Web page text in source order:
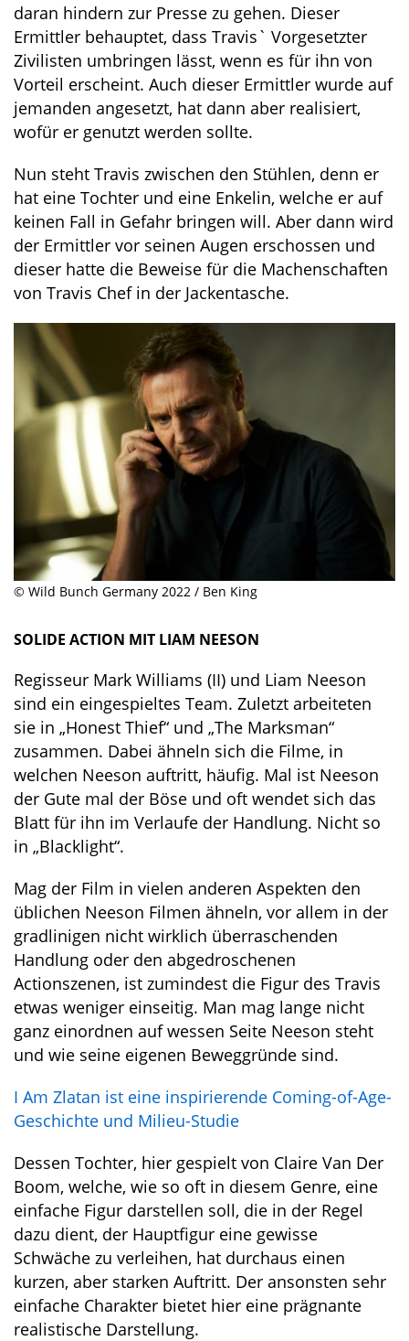
daran hindern zur Presse zu gehen. Dieser
Ermittler behauptet, dass Travis` Vorgesetzter
Zivilisten umbringen lässt, wenn es für ihn von
Vorteil erscheint. Auch dieser Ermittler wurde auf
jemanden angesetzt, hat dann aber realisiert,
wofür er genutzt werden sollte.
Nun steht Travis zwischen den Stühlen, denn er
hat eine Tochter und eine Enkelin, welche er auf
keinen Fall in Gefahr bringen will. Aber dann wird
der Ermittler vor seinen Augen erschossen und
dieser hatte die Beweise für die Machenschaften
von Travis Chef in der Jackentasche.
© Wild Bunch Germany 2022 / Ben King
SOLIDE ACTION MIT LIAM NEESON
Regisseur Mark Williams (II) und Liam Neeson
sind ein eingespieltes Team. Zuletzt arbeiteten
sie in „Honest Thief“ und „The Marksman“
zusammen. Dabei ähneln sich die Filme, in
welchen Neeson auftritt, häufig. Mal ist Neeson
der Gute mal der Böse und oft wendet sich das
Blatt für ihn im Verlaufe der Handlung. Nicht so
in „Blacklight“.
Mag der Film in vielen anderen Aspekten den
üblichen Neeson Filmen ähneln, vor allem in der
gradlinigen nicht wirklich überraschenden
Handlung oder den abgedroschenen
Actionszenen, ist zumindest die Figur des Travis
etwas weniger einseitig. Man mag lange nicht
ganz einordnen auf wessen Seite Neeson steht
und wie seine eigenen Beweggründe sind.
I Am Zlatan ist eine inspirierende Coming-of-Age-
Geschichte und Milieu-Studie
Dessen Tochter, hier gespielt von Claire Van Der
Boom, welche, wie so oft in diesem Genre, eine
einfache Figur darstellen soll, die in der Regel
dazu dient, der Hauptfigur eine gewisse
Schwäche zu verleihen, hat durchaus einen
kurzen, aber starken Auftritt. Der ansonsten sehr
einfache Charakter bietet hier eine prägnante
realistische Darstellung.